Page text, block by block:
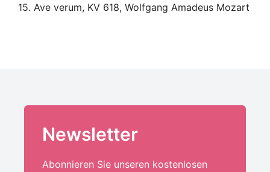
15. Ave verum, KV 618, Wolfgang Amadeus Mozart
Newsletter
Abonnieren Sie unseren kostenlosen